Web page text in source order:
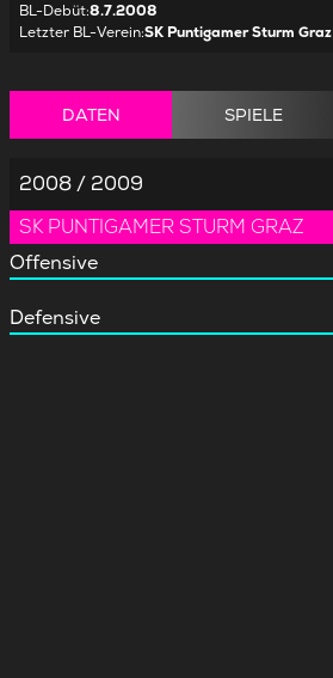
BL-Debüt:8.7.2008
Letzter BL-Verein:SK Puntigamer Sturm Graz
DATEN SPIELE
2008 / 2009
SK PUNTIGAMER STURM GRAZ
Offensive
Defensive